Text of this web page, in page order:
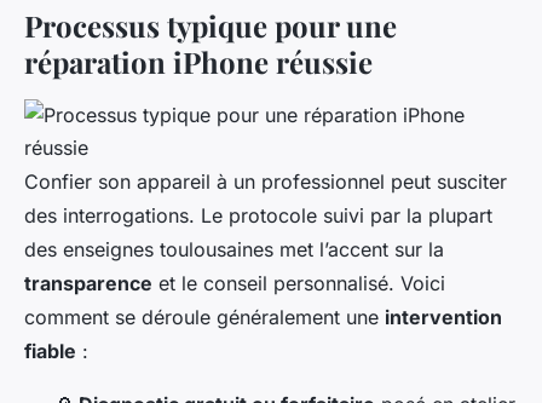
Processus typique pour une
réparation iPhone réussie
Confier son appareil à un professionnel peut susciter
des interrogations. Le protocole suivi par la plupart
des enseignes toulousaines met l’accent sur la
transparence et le conseil personnalisé. Voici
comment se déroule généralement une intervention
fiable :